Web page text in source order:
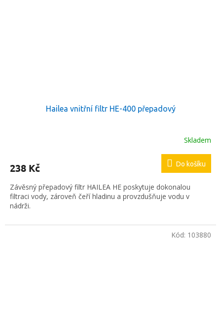
Hailea vnitřní filtr HE-400 přepadový
Skladem
238 Kč Do košíku
Závěsný přepadový filtr HAILEA HE poskytuje dokonalou
filtraci vody, zároveň čeří hladinu a provzdušňuje vodu v
nádrži.
Kód: 103880